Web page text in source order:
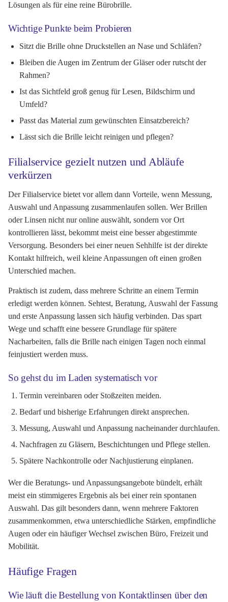
Lösungen als für eine reine Bürobrille.
Wichtige Punkte beim Probieren
Sitzt die Brille ohne Druckstellen an Nase und Schläfen?
Bleiben die Augen im Zentrum der Gläser oder rutscht der
Rahmen?
Ist das Sichtfeld groß genug für Lesen, Bildschirm und
Umfeld?
Passt das Material zum gewünschten Einsatzbereich?
Lässt sich die Brille leicht reinigen und pflegen?
Filialservice gezielt nutzen und Abläufe
verkürzen
Der Filialservice bietet vor allem dann Vorteile, wenn Messung,
Auswahl und Anpassung zusammenlaufen sollen. Wer Brillen
oder Linsen nicht nur online auswählt, sondern vor Ort
kontrollieren lässt, bekommt meist eine besser abgestimmte
Versorgung. Besonders bei einer neuen Sehhilfe ist der direkte
Kontakt hilfreich, weil kleine Anpassungen oft einen großen
Unterschied machen.
Praktisch ist zudem, dass mehrere Schritte an einem Termin
erledigt werden können. Sehtest, Beratung, Auswahl der Fassung
und erste Anpassung lassen sich häufig verbinden. Das spart
Wege und schafft eine bessere Grundlage für spätere
Nacharbeiten, falls die Brille nach einigen Tagen noch einmal
feinjustiert werden muss.
So gehst du im Laden systematisch vor
Termin vereinbaren oder Stoßzeiten meiden.
Bedarf und bisherige Erfahrungen direkt ansprechen.
Messung, Auswahl und Anpassung nacheinander durchlaufen.
Nachfragen zu Gläsern, Beschichtungen und Pflege stellen.
Spätere Nachkontrolle oder Nachjustierung einplanen.
Wer die Beratungs- und Anpassungsangebote bündelt, erhält
meist ein stimmigeres Ergebnis als bei einer rein spontanen
Auswahl. Das gilt besonders dann, wenn mehrere Faktoren
zusammenkommen, etwa unterschiedliche Stärken, empfindliche
Augen oder ein häufiger Wechsel zwischen Büro, Freizeit und
Mobilität.
Häufige Fragen
Wie läuft die Bestellung von Kontaktlinsen über den